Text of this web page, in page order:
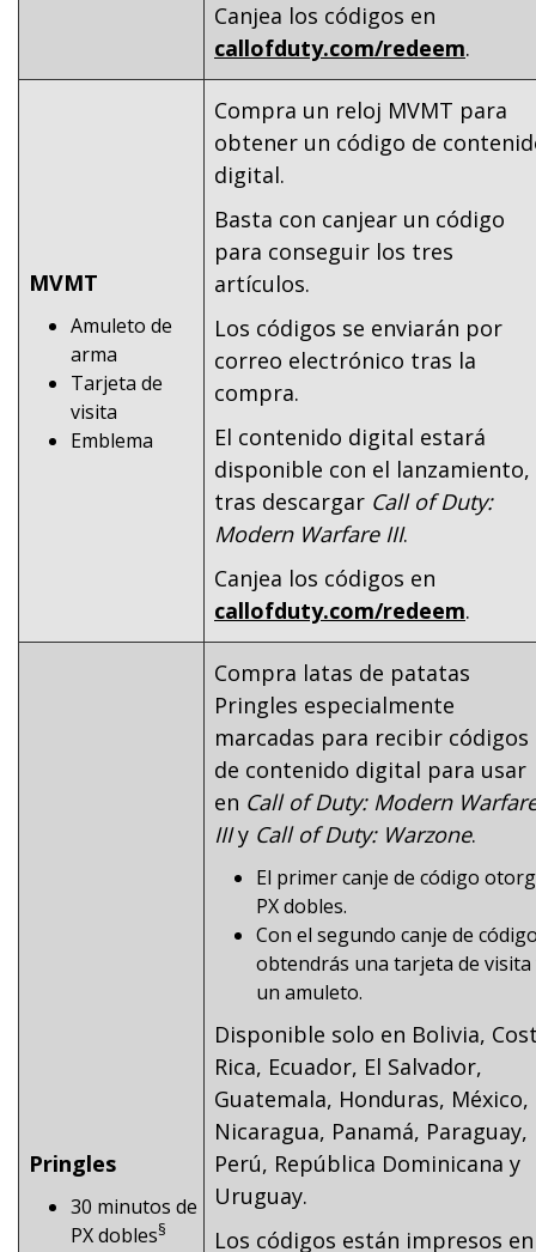
Canjea los códigos en
callofduty.com/redeem.
MVMT
Amuleto de
arma
Tarjeta de
visita
Emblema
Compra un reloj MVMT para
obtener un código de
digital.
Basta con canjear un código
para conseguir los tres
artículos.
Los códigos se enviarán por
correo electrónico tras la
compra.
El contenido digital estará
disponible con el lanzamiento,
tras descargar Call of Duty:
Modern Warfare III.
Canjea los códigos en
callofduty.com/redeem.
Pringles
30 minutos de
PX dobles§
Compra latas de patatas
Pringles especialmente
marcadas para recibir códigos
de contenido digital para usar
en Call of Duty: Modern
IIIy Call of Duty: Warzone.
El primer canje de código
PX dobles.
Con el segundo canje de
obtendrás una tarjeta de visita
un amuleto.
Disponible solo en Bolivia,
Rica, Ecuador, El Salvador,
Guatemala, Honduras, México,
Nicaragua, Panamá, Paraguay,
Perú, República Dominicana y
Uruguay.
Los códigos están impresos en